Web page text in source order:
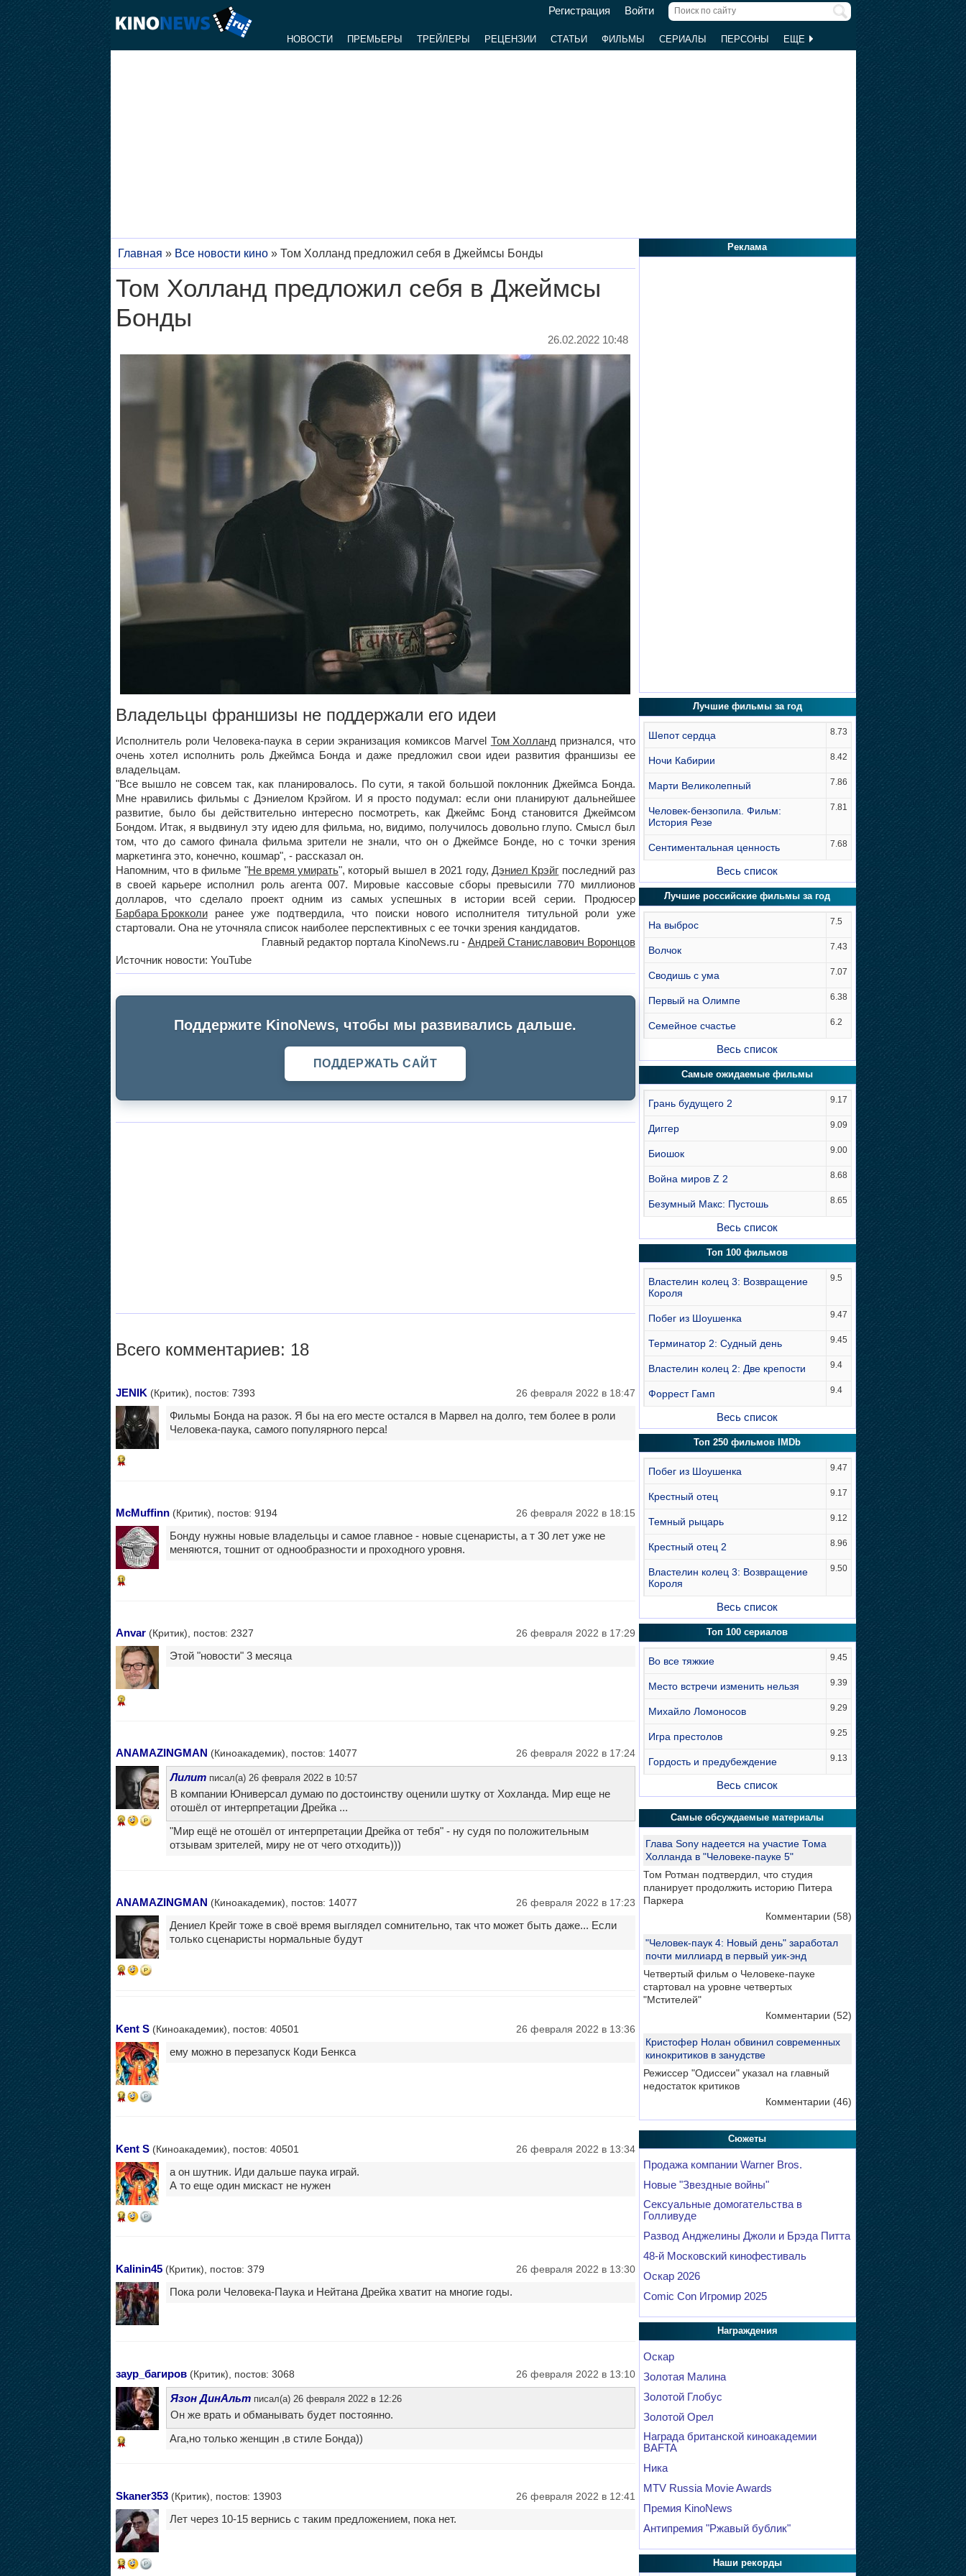
Регистрация Войти
НОВОСТИ ПРЕМЬЕРЫ ТРЕЙЛЕРЫ РЕЦЕНЗИИ СТАТЬИ ФИЛЬМЫ СЕРИАЛЫ ПЕРСОНЫ ЕЩЕ
Главная » Все новости кино» Том Холланд предложил себя в Джеймсы Бонды
Том Холланд предложил себя в Джеймсы
Бонды
26.02.2022 10:48
Владельцы франшизы не поддержали его идеи
Исполнитель роли Человека-паука в серии экранизация комиксов Marvel Том Холланд признался, что
очень хотел исполнить роль Джеймса Бонда и даже предложил свои идеи развития франшизы ее
владельцам.
"Все вышло не совсем так, как планировалось. По сути, я такой большой поклонник Джеймса Бонда.
Мне нравились фильмы с Дэниелом Крэйгом. И я просто подумал: если они планируют дальнейшее
развитие, было бы действительно интересно посмотреть, как Джеймс Бонд становится Джеймсом
Бондом. Итак, я выдвинул эту идею для фильма, но, видимо, получилось довольно глупо. Смысл был
том, что до самого финала фильма зрители не знали, что он о Джеймсе Бонде, но с точки зрения
маркетинга это, конечно, кошмар", - рассказал он.
Напомним, что в фильме "Не время умирать", который вышел в 2021 году,Дэниел Крэйг последний раз
в своей карьере исполнил роль агента 007. Мировые кассовые сборы превысили 770 миллионов
долларов, что сделало проект одним из самых успешных в истории всей серии. Продюсер
Барбара Брокколиранее уже подтвердила, что поиски нового исполнителя титульной роли уже
стартовали. Она не уточняла список наиболее перспективных с ее точки зрения кандидатов.
Главный редактор портала KinoNews.ru - Андрей Станиславович Воронцов
Источник новости: YouTube
Поддержите KinoNews, чтобы мы развивались дальше.
ПОДДЕРЖАТЬ САЙТ
Всего комментариев: 18
JENIK (Критик), постов: 7393 26 февраля 2022 в 18:47
12
Фильмы Бонда на разок. Я бы на его месте остался в Марвел на долго, тем более в роли
Человека-паука, самого популярного перса!
McMuffinn(Критик), постов: 9194 26 февраля 2022 в 18:15
11
Бонду нужны новые владельцы и самое главное - новые сценаристы, а т 30 лет уже не
меняются, тошнит от однообразности и проходного уровня.
Anvar(Критик), постов: 2327 26 февраля 2022 в 17:29
7
Этой "новости" 3 месяца
ANAMAZINGMAN (Киноакадемик), постов: 14077 26 февраля 2022 в 17:24
6
Лилитписал(а) 26 февраля 2022 в 10:57
В компании Юниверсал думаю по достоинству оценили шутку от Хохланда. Мир еще не
отошёл от интерпретации Дрейка ...
"Мир ещё не отошёл от интерпретации Дрейка от тебя" - ну судя по положительным
отзывам зрителей, миру не от чего отходить)))
ANAMAZINGMAN (Киноакадемик), постов: 14077 26 февраля 2022 в 17:23
6
Дениел Крейг тоже в своё время выглядел сомнительно, так что может быть даже... Если
только сценаристы нормальные будут
Kent S(Киноакадемик), постов: 40501 26 февраля 2022 в 13:36
14
ему можно в перезапуск Коди Бенкса
Kent S(Киноакадемик), постов: 40501 26 февраля 2022 в 13:34
14
а он шутник. Иди дальше паука играй.
А то еще один мискаст не нужен
Kalinin45(Критик), постов: 379
26 февраля 2022 в 13:30
Пока роли Человека-Паука и Нейтана Дрейка хватит на многие годы.
заур_багиров(Критик), постов: 3068 26 февраля 2022 в 13:10
14
Язон ДинАльтписал(а) 26 февраля 2022 в 12:26
Он же врать и обманывать будет постоянно.
Ага,но только женщин ,в стиле Бонда))
Skaner353(Критик), постов: 13903 26 февраля 2022 в 12:41
13
Лет через 10-15 вернись с таким предложением, пока нет.
Реклама
Лучшие фильмы за год
Шепот сердца 8.73
Ночи Кабирии 8.42
Марти Великолепный 7.86
Человек-бензопила. Фильм:
История Резе
7.81
Сентиментальная ценность 7.68
Весь список
Лучшие российские фильмы за год
На выброс 7.5
Волчок 7.43
Сводишь с ума 7.07
Первый на Олимпе 6.38
Семейное счастье 6.2
Весь список
Самые ожидаемые фильмы
Грань будущего 2 9.17
Диггер 9.09
Биошок 9.00
Война миров Z 2 8.68
Безумный Макс: Пустошь 8.65
Весь список
Топ 100 фильмов
Властелин колец 3: Возвращение
Короля
9.5
Побег из Шоушенка 9.47
Терминатор 2: Судный день 9.45
Властелин колец 2: Две крепости 9.4
Форрест Гамп 9.4
Весь список
Топ 250 фильмов IMDb
Побег из Шоушенка 9.47
Крестный отец 9.17
Темный рыцарь 9.12
Крестный отец 2 8.96
Властелин колец 3: Возвращение
Короля
9.50
Весь список
Топ 100 сериалов
Во все тяжкие 9.45
Место встречи изменить нельзя 9.39
Михайло Ломоносов 9.29
Игра престолов 9.25
Гордость и предубеждение 9.13
Весь список
Самые обсуждаемые материалы
Глава Sony надеется на участие Тома
Холланда в "Человеке-пауке 5"
Том Ротман подтвердил, что студия
планирует продолжить историю Питера
Паркера
Комментарии (58)
"Человек-паук 4: Новый день" заработал
почти миллиард в первый уик-энд
Четвертый фильм о Человеке-пауке
стартовал на уровне четвертых
"Мстителей"
Комментарии (52)
Кристофер Нолан обвинил современных
кинокритиков в занудстве
Режиссер "Одиссеи" указал на главный
недостаток критиков
Комментарии (46)
Сюжеты
Продажа компании Warner Bros.
Новые "Звездные войны"
Сексуальные домогательства в
Голливуде
Развод Анджелины Джоли и Брэда Питта
48-й Московский кинофестиваль
Оскар 2026
Comic Con Игромир 2025
Награждения
Оскар
Золотая Малина
Золотой Глобус
Золотой Орел
Награда британской киноакадемии
BAFTA
Ника
MTV Russia Movie Awards
Премия KinoNews
Антипремия "Ржавый бублик"
Наши рекорды